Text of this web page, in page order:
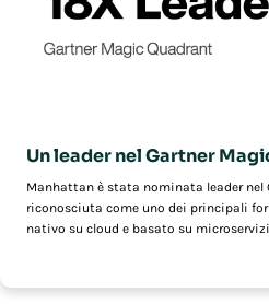
Un leader nel Gartner
Manhattan è stata nominata leader nel
riconosciuta come uno dei principali
nativo su cloud e basato su